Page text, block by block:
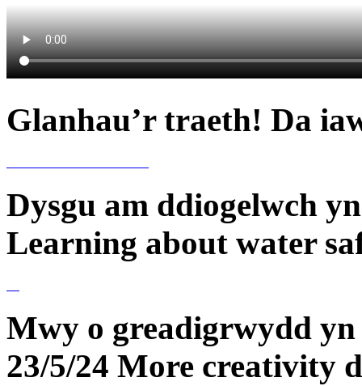
Glanhau’r traeth! Da
Dysgu am ddiogelwch
Learning about water
Mwy o greadigrwydd
23/5/24 More creativity